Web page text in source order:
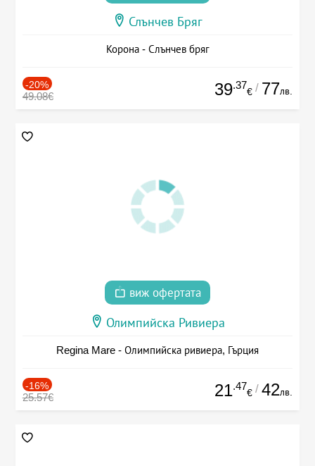
Слънчев Бряг
Корона - Слънчев бряг
-20%
49.08€ 39.37
€ / 77лв.
виж офертата
Олимпийска Ривиера
Regina Mare - Олимпийска ривиера, Гърция
-16%
25.57€ 21.47
€ / 42лв.